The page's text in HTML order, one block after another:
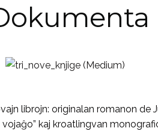
librojn: originalan romanon de
kaj kroatlingvan